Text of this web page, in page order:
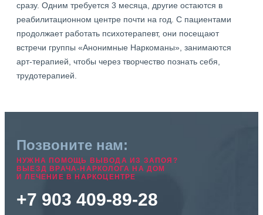
сразу. Одним требуется 3 месяца, другие остаются в
реабилитационном центре почти на год. С пациентами
продолжает работать психотерапевт, они посещают
встречи группы «Анонимные Наркоманы», занимаются
арт-терапией, чтобы через творчество познать себя,
трудотерапией.
Позвоните нам:
НУЖНА ПОМОЩЬ ВЫВОДА ИЗ ЗАПОЯ?
ВЫЕЗД ВРАЧА-НАРКОЛОГА НА ДОМ
И ЛЕЧЕНИЕ В НАРКОЦЕНТРЕ
+7 903 409-89-28